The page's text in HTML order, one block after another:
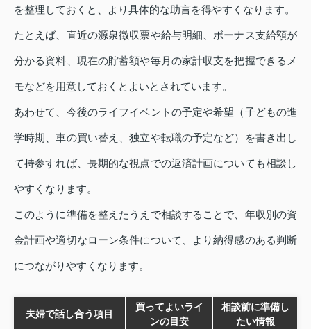
を整理しておくと、より具体的な助言を得やすくなります。
たとえば、直近の源泉徴収票や給与明細、ボーナス支給額が
分かる資料、現在の貯蓄額や毎月の家計収支を把握できるメ
モなどを用意しておくとよいとされています。
あわせて、今後のライフイベントの予定や希望（子どもの進
学時期、車の買い替え、独立や転職の予定など）を書き出し
て持参すれば、長期的な視点での返済計画についても相談し
やすくなります。
このように準備を整えたうえで相談することで、年収別の資
金計画や適切なローン条件について、より納得感のある判断
につながりやすくなります。
夫婦で話し合う項目
買ってよいライ
ンの目安
相談前に準備し
たい情報